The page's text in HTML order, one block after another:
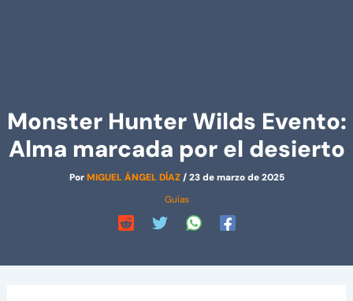
Monster Hunter Wilds Evento:
Alma marcada por el desierto
PorMIGUEL ÁNGEL DÍAZ/23 de marzo de 2025
Guías